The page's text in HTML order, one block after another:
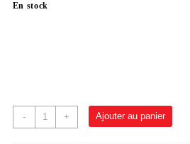
En stock
- + Ajouter au panier